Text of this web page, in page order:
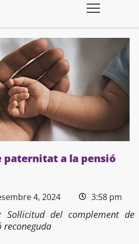
paternitat a la pensió
4, 2024 3:58 pm
del complement de